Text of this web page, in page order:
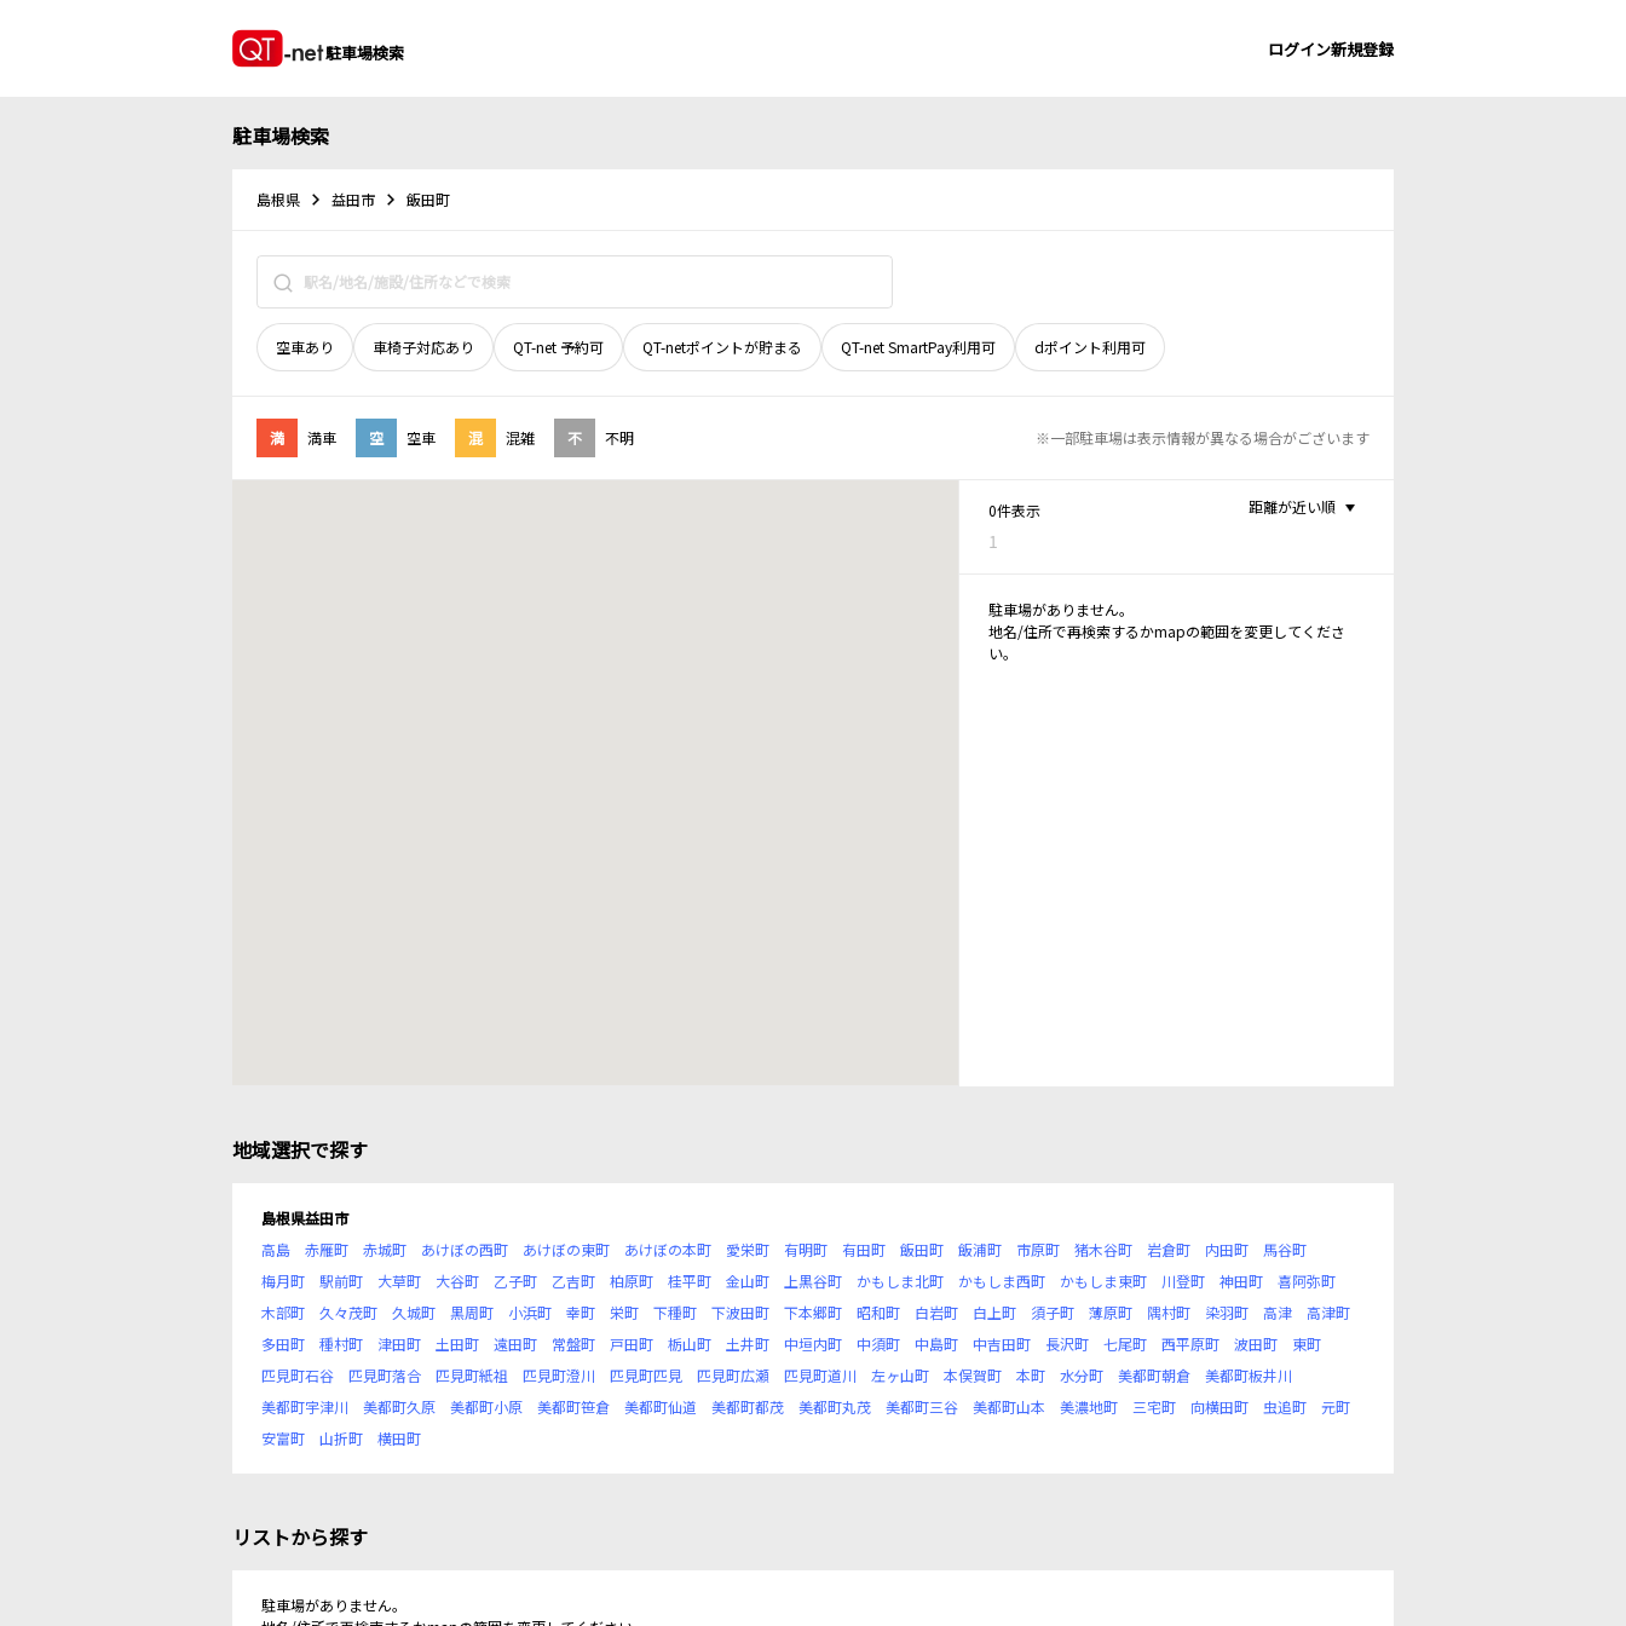
駐車場検索 ログイン新規登録
駐車場検索
島根県 益田市 飯田町
空車あり 車椅子対応あり QT-net 予約可 QT-netポイントが貯まる QT-net SmartPay利用可 dポイント利用可
満 満車 空 空車 混 混雑 不 不明 ※一部駐車場は表示情報が異なる場合がございます
0件表示
1
距離が近い順
駐車場がありません。
地名/住所で再検索するかmapの範囲を変更してくださ
い。
地域選択で探す
島根県益田市
高島
赤雁町 赤城町 あけぼの西町 あけぼの東町 あけぼの本町 愛栄町 有明町 有田町 飯田町 飯浦町 市原町 猪木谷町 岩倉町 内田町
馬谷町
梅月町
駅前町 大草町 大谷町 乙子町 乙吉町 柏原町 桂平町 金山町 上黒谷町 かもしま北町 かもしま西町 かもしま東町 川登町 神田町
喜阿弥町
木部町
久々茂町 久城町 黒周町 小浜町 幸町 栄町 下種町 下波田町 下本郷町 昭和町 白岩町 白上町 須子町 薄原町 隅村町 染羽町 高津
高津町
多田町
種村町 津田町 土田町 遠田町 常盤町 戸田町 栃山町 土井町 中垣内町 中須町 中島町 中吉田町 長沢町 七尾町 西平原町 波田町
東町
匹見町石谷
匹見町落合 匹見町紙祖 匹見町澄川 匹見町匹見 匹見町広瀬 匹見町道川 左ヶ山町 本俣賀町 本町 水分町 美都町朝倉
美都町板井川
美都町宇津川
美都町久原 美都町小原 美都町笹倉 美都町仙道 美都町都茂 美都町丸茂 美都町三谷 美都町山本 美濃地町 三宅町 向横田町 虫追町
元町
安富町
山折町 横田町
リストから探す
駐車場がありません。